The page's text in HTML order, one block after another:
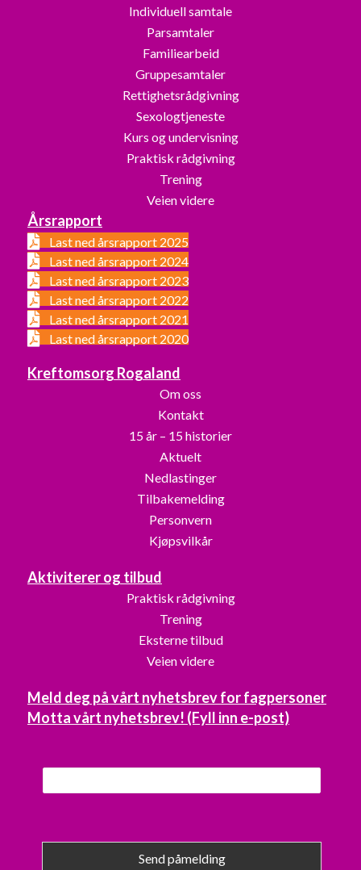
Individuell samtale
Parsamtaler
Familiearbeid
Gruppesamtaler
Rettighetsrådgivning
Sexologtjeneste
Kurs og undervisning
Praktisk rådgivning
Trening
Veien videre
Årsrapport
Last ned årsrapport 2025
Last ned årsrapport 2024
Last ned årsrapport 2023
Last ned årsrapport 2022
Last ned årsrapport 2021
Last ned årsrapport 2020
Kreftomsorg Rogaland
Om oss
Kontakt
15 år – 15 historier
Aktuelt
Nedlastinger
Tilbakemelding
Personvern
Kjøpsvilkår
Aktiviterer og tilbud
Praktisk rådgivning
Trening
Eksterne tilbud
Veien videre
Meld deg på vårt nyhetsbrev for fagpersoner
Motta vårt nyhetsbrev! (Fyll inn e-post)
Send påmelding